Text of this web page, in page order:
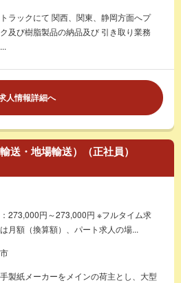
トラックにて 関西、関東、静岡方面へプ
及び樹脂製品の納品及び 引き取り業務
人情報詳細へ
送・地場輸送）（正社員）
273,000円～273,000円 ※フルタイム求
月額（換算額）、パート求人の場...
手製紙メーカーをメインの荷主とし、大型